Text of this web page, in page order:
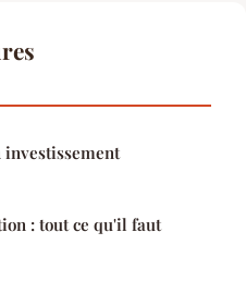
: tout ce qu'il faut